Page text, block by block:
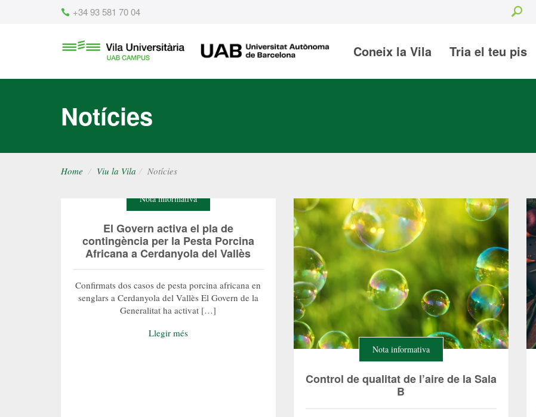
+34 93 581 70 04
Universitària
Coneix la Vila Tria el teu pis
Notícies
Home Viu la Vila Notícies
Nota informativa
El Govern activa el pla de
contingència per la Pesta Porcina
Africana a Cerdanyola del Vallès
Confirmats dos casos de pesta porcina africana en
senglars a Cerdanyola del Vallès El Govern de la
Generalitat ha activat […]
Llegir més
Nota informativa
Control de qualitat de l’aire de la Sala
B